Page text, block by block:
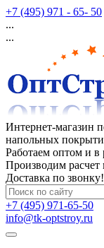
+7 (495) 971 - 65- 50
...
...
Интернет-магазин
напольных
Работаем оптом и в
Производим расчет
Доставка по звонку!
+7 (495) 971-65-50
info@tk-optstroy.ru